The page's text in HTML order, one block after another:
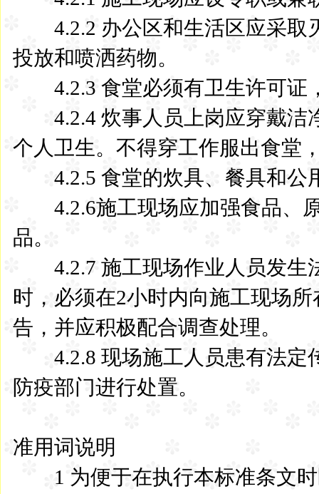
4.2.2 办公区和生活区应采取
投放和喷洒药物。
4.2.3 食堂必须有卫生许可证
4.2.4 炊事人员上岗应穿戴洁
个人卫生。不得穿工作服出食堂
4.2.5 食堂的炊具、餐具和公
4.2.6施工现场应加强食品、
品。
4.2.7 施工现场作业人员发生
时，必须在2小时内向施工现场
告，并应积极配合调查处理。
4.2.8 现场施工人员患有法定
防疫部门进行处置。
准用词说明
1 为便于在执行本标准条文时